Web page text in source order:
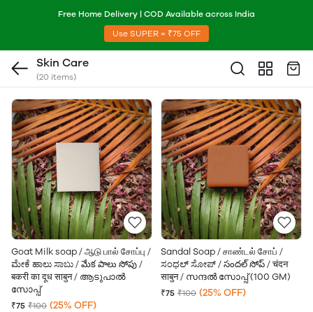
Free Home Delivery | COD Available across India
Use SUPER = ₹75 OFF
Skin Care
(20 items)
Goat Milk soap / ஆடு பால் சோப்பு /
ಮೇಕೆ ಹಾಲು ಸಾಬು / మేక పాలు సోపు /
बकरी का दूध साबुन / ആടുപാൽ
സോപ്പ്
₹75 ₹100 (25% OFF)
Sandal Soap / சாண்டல் சோப் /
ಸಂಧಲ್ ಸೋಪ್ / సందల్ సోప్ / चंदन
साबुन / സന്ദൽ സോപ്പ് (100 GM)
₹75 ₹100 (25% OFF)